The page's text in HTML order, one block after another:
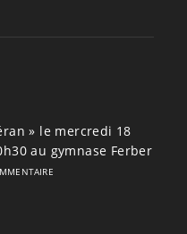
» le mercredi 18
au gymnase Ferber